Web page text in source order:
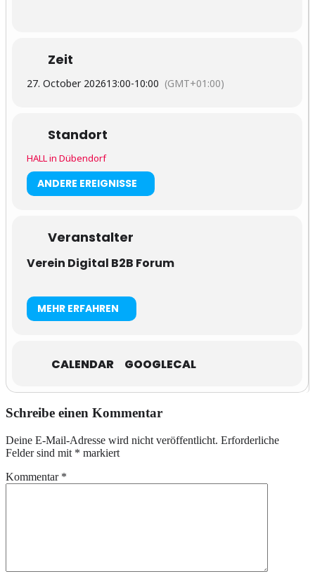
Zeit
27. October 202613:00-10:00 (GMT+01:00)
Standort
HALL in Dübendorf
ANDERE EREIGNISSE
Veranstalter
Verein Digital B2B Forum
MEHR ERFAHREN
CALENDAR GOOGLECAL
Schreibe einen Kommentar
Deine E-Mail-Adresse wird nicht veröffentlicht. Erforderliche
Felder sind mit * markiert
Kommentar *